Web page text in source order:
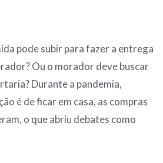
pode subir para fazer a entrega
Ou o morador deve buscar
Durante a pandemia,
é de ficar em casa, as compras
o que abriu debates como